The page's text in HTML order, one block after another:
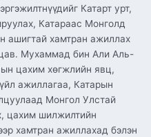
Катарт урт,
Катараас Монголд
ашигтай хамтран ажиллах
Мухаммад бин Али Аль-
цахим хөгжлийн явц,
ажиллагаа, Катарын
Монгол Улстай
цахим шилжилтийн
хамтран ажиллахад бэлэн